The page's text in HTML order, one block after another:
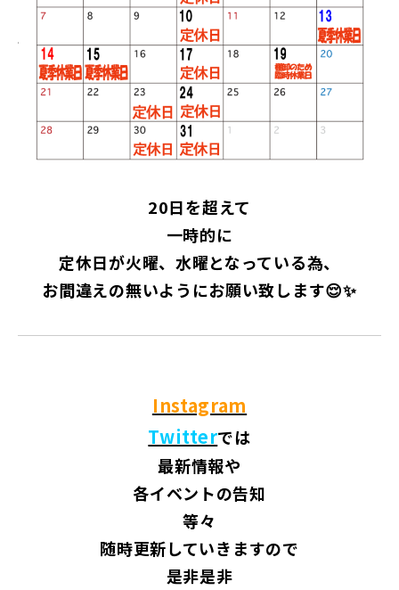
20日を超えて
一時的に
定休日が火曜、水曜となっている為、
お間違えの無いようにお願い致します😌✨
Instagram
Twitterでは
最新情報や
各イベントの告知
等々
随時更新していきますので
是非是非